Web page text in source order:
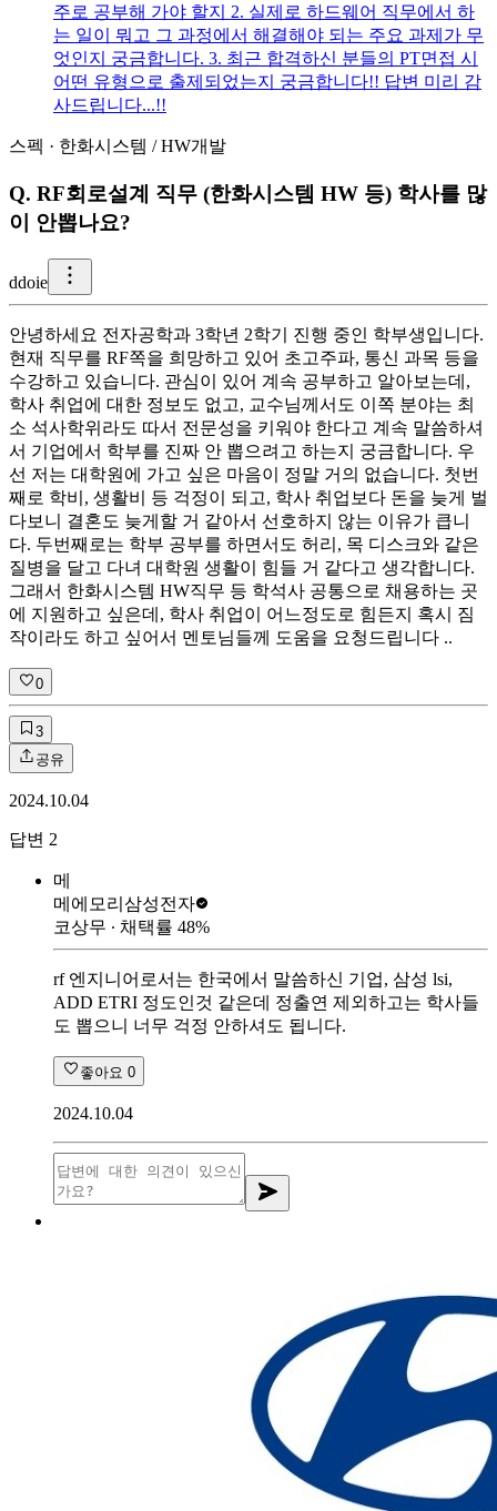
주로 공부해 가야 할지 2. 실제로 하드웨어 직무에서 하
는 일이 뭐고 그 과정에서 해결해야 되는 주요 과제가 무
엇인지 궁금합니다. 3. 최근 합격하신 분들의 PT면접 시
어떤 유형으로 출제되었는지 궁금합니다!! 답변 미리 감
사드립니다...!!
스펙 · 한화시스템 /HW개발
Q. RF회로설계 직무 (한화시스템 HW 등) 학사를 많
이 안뽑나요?
ddoie
안녕하세요 전자공학과 3학년 2학기 진행 중인 학부생입니다.
현재 직무를 RF쪽을 희망하고 있어 초고주파, 통신 과목 등을
수강하고 있습니다. 관심이 있어 계속 공부하고 알아보는데,
학사 취업에 대한 정보도 없고, 교수님께서도 이쪽 분야는 최
소 석사학위라도 따서 전문성을 키워야 한다고 계속 말씀하셔
서 기업에서 학부를 진짜 안 뽑으려고 하는지 궁금합니다. 우
선 저는 대학원에 가고 싶은 마음이 정말 거의 없습니다. 첫번
째로 학비, 생활비 등 걱정이 되고, 학사 취업보다 돈을 늦게 벌
다보니 결혼도 늦게할 거 같아서 선호하지 않는 이유가 큽니
다. 두번째로는 학부 공부를 하면서도 허리, 목 디스크와 같은
질병을 달고 다녀 대학원 생활이 힘들 거 같다고 생각합니다.
그래서 한화시스템 HW직무 등 학석사 공통으로 채용하는 곳
에 지원하고 싶은데, 학사 취업이 어느정도로 힘든지 혹시 짐
작이라도 하고 싶어서 멘토님들께 도움을 요청드립니다 ..
0
3
공유
2024.10.04
답변 2
메
메에모리 삼성전자
코상무 ∙ 채택률 48%
rf 엔지니어로서는 한국에서 말씀하신 기업, 삼성 lsi,
ADD ETRI 정도인것 같은데 정출연 제외하고는 학사들
도 뽑으니 너무 걱정 안하셔도 됩니다.
좋아요 0
2024.10.04